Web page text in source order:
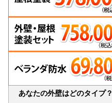
あなたの外壁はどのタイプ？